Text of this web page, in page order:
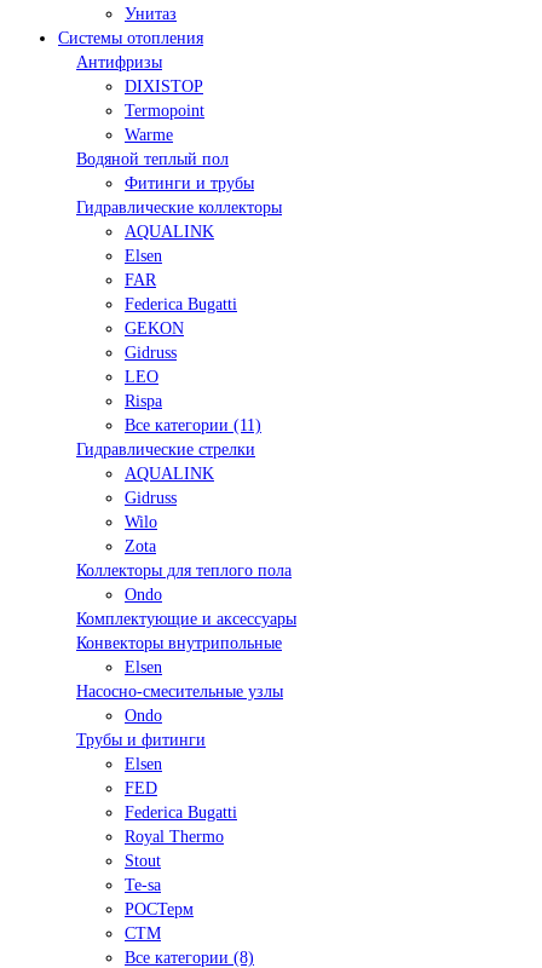
Унитаз
Системы отопления
Антифризы
DIXISTOP
Termopoint
Warme
Водяной теплый пол
Фитинги и трубы
Гидравлические коллекторы
AQUALINK
Elsen
FAR
Federica Bugatti
GEKON
Gidruss
LEO
Rispa
Все категории (11)
Гидравлические стрелки
AQUALINK
Gidruss
Wilo
Zota
Коллекторы для теплого пола
Ondo
Комплектующие и аксессуары
Конвекторы внутрипольные
Elsen
Насосно-смесительные узлы
Ondo
Трубы и фитинги
Elsen
FED
Federica Bugatti
Royal Thermo
Stout
Te-sa
РОСТерм
СТМ
Все категории (8)